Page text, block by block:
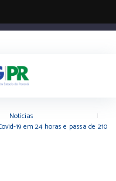
Notícias
19 em 24 horas e passa de 210